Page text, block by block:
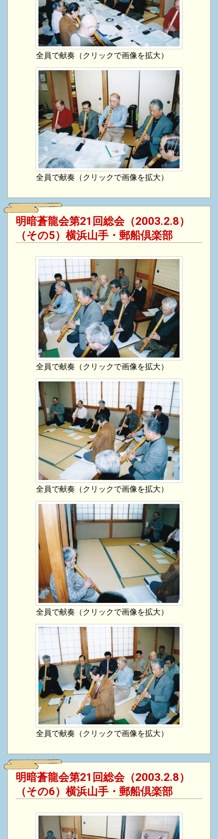
全員で献奏（クリックで画像を拡大）
全員で献奏（クリックで画像を拡大）
明暗蒼龍会第21回総会（2003.2.8）
（その5）横浜山手・郵船倶楽部
全員で献奏（クリックで画像を拡大）
全員で献奏（クリックで画像を拡大）
全員で献奏（クリックで画像を拡大）
全員で献奏（クリックで画像を拡大）
明暗蒼龍会第21回総会（2003.2.8）
（その6）横浜山手・郵船倶楽部